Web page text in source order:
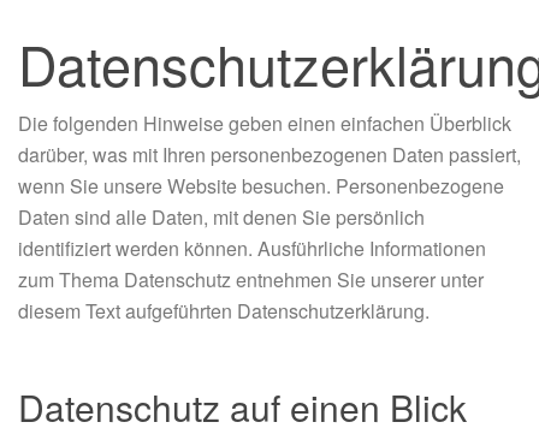
Die folgenden Hinweise geben einen einfachen Überblick
darüber, was mit Ihren personenbezogenen Daten passiert,
wenn Sie unsere Website besuchen. Personenbezogene
Daten sind alle Daten, mit denen Sie persönlich
identifiziert werden können. Ausführliche Informationen
zum Thema Datenschutz entnehmen Sie unserer unter
diesem Text aufgeführten Datenschutzerklärung.
Datenschutz auf einen Blick